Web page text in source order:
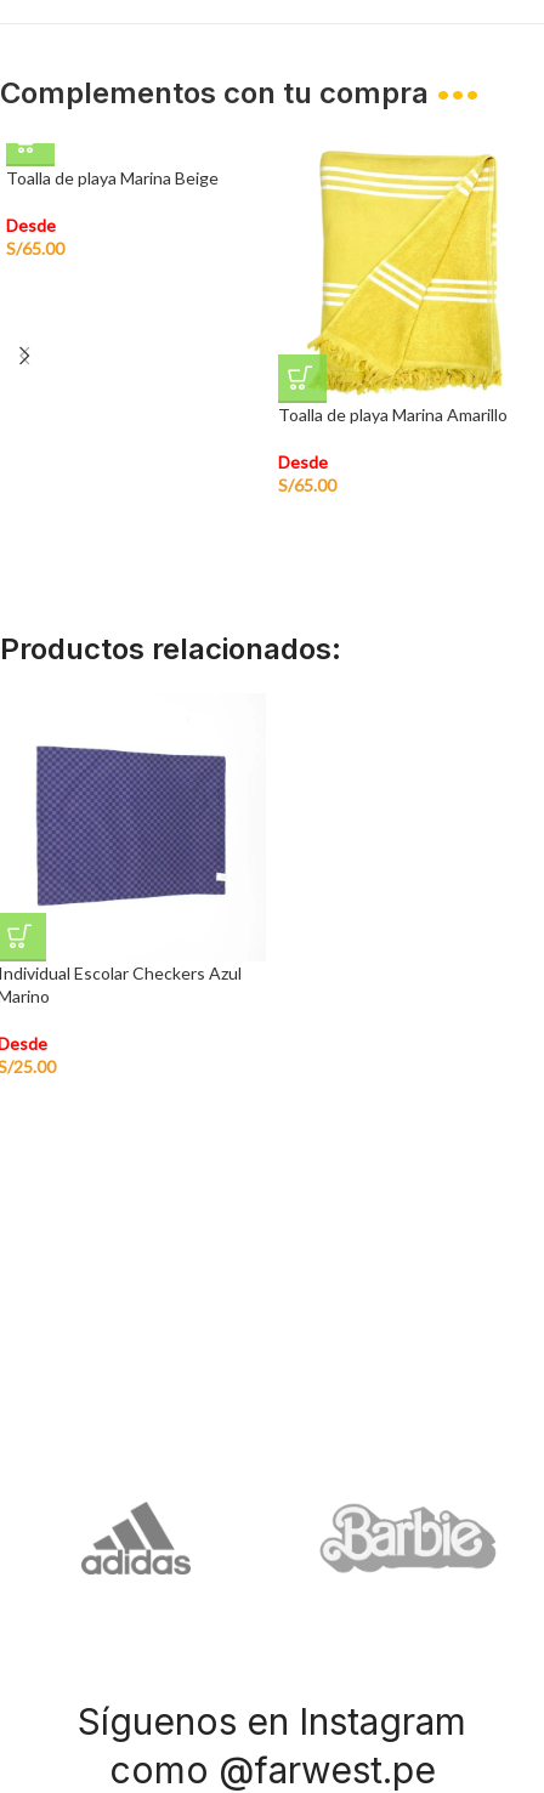
Complementos con tu compra •••
Toalla de playa Marina Beige
Desde
S/65.00
Toalla de playa Marina Amarillo
Desde
S/65.00
Productos relacionados:
Escolar Checkers Azul
25.00
Síguenos en Instagram
como @farwest.pe